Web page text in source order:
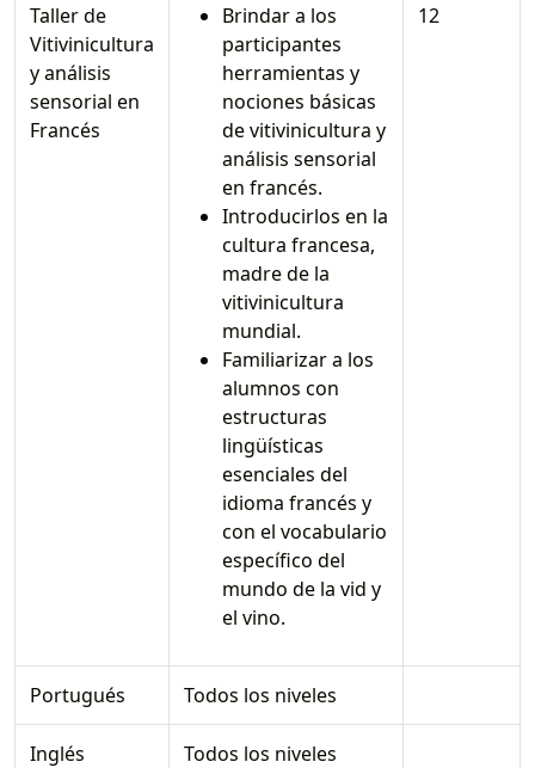
Taller de
Vitivinicultura
y análisis
sensorial en
Francés
Brindar a los
participantes
herramientas y
nociones básicas
de vitivinicultura y
análisis sensorial
en francés.
Introducirlos en la
cultura francesa,
madre de la
vitivinicultura
mundial.
Familiarizar a los
alumnos con
estructuras
lingüísticas
esenciales del
idioma francés y
con el vocabulario
específico del
mundo de la vid y
el vino.
12
Portugués Todos los niveles
Inglés Todos los niveles